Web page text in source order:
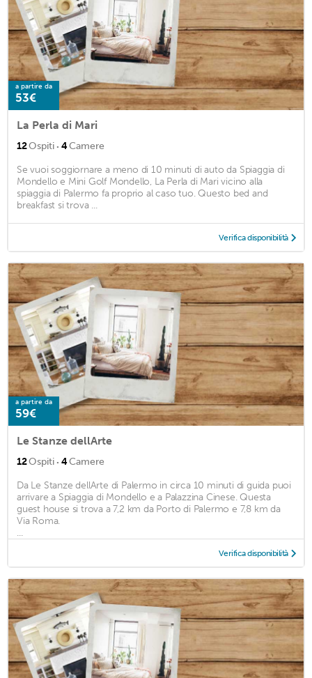
a partire da
53€
La Perla di Mari
12Ospiti · 4Camere
Se vuoi soggiornare a meno di 10 minuti di auto da Spiaggia di
Mondello e Mini Golf Mondello, La Perla di Mari vicino alla
spiaggia di Palermo fa proprio al caso tuo. Questo bed and
breakfast si trova ...
Verifica disponibilità
a partire da
59€
Le Stanze dellArte
12Ospiti · 4Camere
Da Le Stanze dellArte di Palermo in circa 10 minuti di guida puoi
arrivare a Spiaggia di Mondello e a Palazzina Cinese. Questa
guest house si trova a 7,2 km da Porto di Palermo e 7,8 km da
Via Roma.
...
Verifica disponibilità